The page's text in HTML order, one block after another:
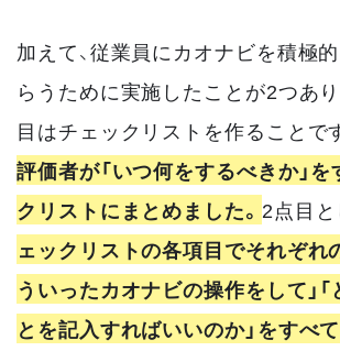
加えて、従業員にカオナビを積極
らうために実施したことが2つあ
目はチェックリストを作ることで
評価者が「いつ何をするべきか」
クリストにまとめました。 2点目と
ェックリストの各項目でそれぞれ
ういったカオナビの操作をして」
とを記入すればいいのか」をすべ